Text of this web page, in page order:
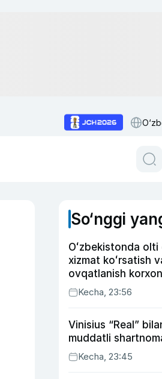
So‘nggi
Oʻzbekistonda
xizmat koʻrsatish
ovqatlanish
soliq toʻlagani
Kecha, 23:56
Vinisius “Real”
muddatli
Kecha, 23:45